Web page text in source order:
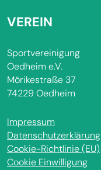
VEREIN
Sportvereinigung
Oedheim e.V.
Mörikestraße 37
74229 Oedheim
Impressum
Datenschutzerklärung
Cookie-Richtlinie (EU)
Cookie Einwilligung